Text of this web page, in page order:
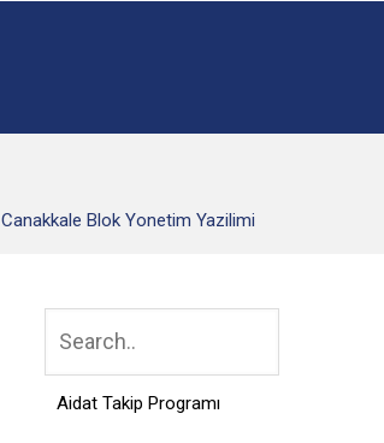
Canakkale Blok Yonetim Yazilimi
Aidat Takip Programı